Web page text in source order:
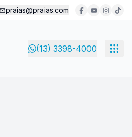
praias@praias.com
(13) 3398-4000